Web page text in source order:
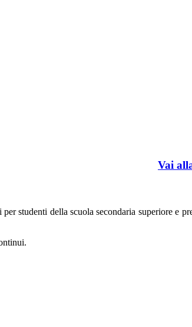
Vai
studenti della scuola secondaria superiore e